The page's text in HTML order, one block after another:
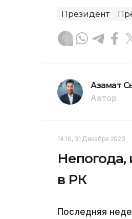
Президент
Азамат
Автор
14:16, 31 Декабря 2023
Непогода,
в РК
Последняя